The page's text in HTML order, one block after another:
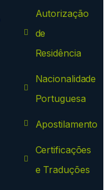
Autorização
de
Residência
Nacionalidade
Portuguesa
Apostilamento
Certificações
e Traduções